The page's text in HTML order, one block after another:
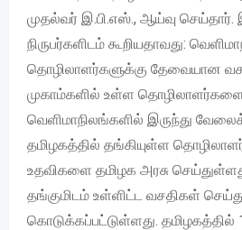
முதல்வர் இ.பி.எஸ்., ஆய்வு
நிருபர்களிடம் கூறியதாவது:
தொழிலாளர்களுக்கு தேவையான
முகாம்களில் உள்ள
வெளிமாநிலங்களில் இருந்து
தமிழகத்தில் தங்கியுள்ள
உதவிகளை தமிழக அரசு
தங்குமிடம் உள்ளிட்ட வசதிகள்
கொடுக்கப்பட்டுள்ளது. தமிழகத்தில்